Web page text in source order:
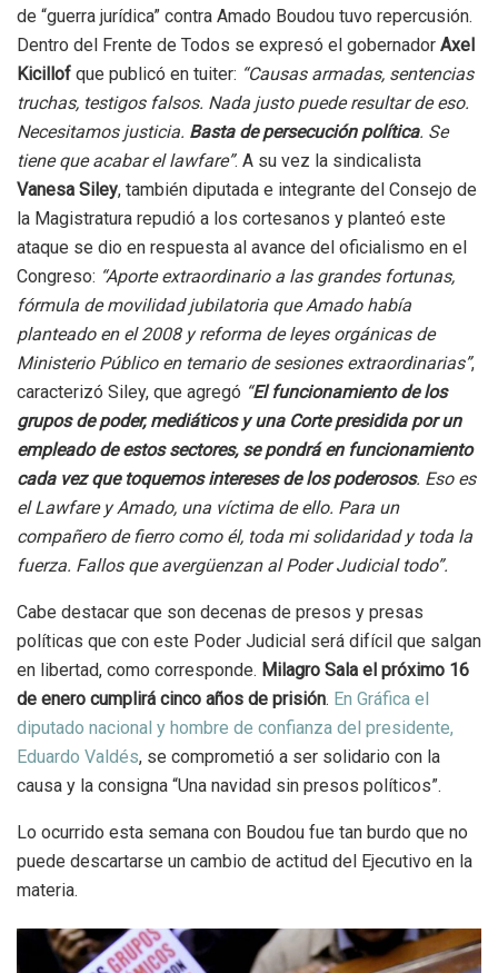
de “guerra jurídica” contra Amado Boudou tuvo repercusión.
Dentro del Frente de Todos se expresó el gobernador Axel
Kicillof que publicó en tuiter: “Causas armadas, sentencias
truchas, testigos falsos. Nada justo puede resultar de eso.
Necesitamos justicia. Basta de persecución política. Se
tiene que acabar el lawfare”. A su vez la sindicalista
Vanesa Siley, también diputada e integrante del Consejo de
la Magistratura repudió a los cortesanos y planteó este
ataque se dio en respuesta al avance del oficialismo en el
Congreso: “Aporte extraordinario a las grandes fortunas,
fórmula de movilidad jubilatoria que Amado había
planteado en el 2008 y reforma de leyes orgánicas de
Ministerio Público en temario de sesiones extraordinarias”,
caracterizó Siley, que agregó “El funcionamiento de los
grupos de poder, mediáticos y una Corte presidida por un
empleado de estos sectores, se pondrá en funcionamiento
cada vez que toquemos intereses de los poderosos. Eso es
el Lawfare y Amado, una víctima de ello. Para un
compañero de fierro como él, toda mi solidaridad y toda la
fuerza. Fallos que avergüenzan al Poder Judicial todo”.
Cabe destacar que son decenas de presos y presas
políticas que con este Poder Judicial será difícil que salgan
en libertad, como corresponde. Milagro Sala el próximo 16
de enero cumplirá cinco años de prisión. En Gráfica el
diputado nacional y hombre de confianza del presidente,
Eduardo Valdés, se comprometió a ser solidario con la
causa y la consigna “Una navidad sin presos políticos”.
Lo ocurrido esta semana con Boudou fue tan burdo que no
puede descartarse un cambio de actitud del Ejecutivo en la
materia.